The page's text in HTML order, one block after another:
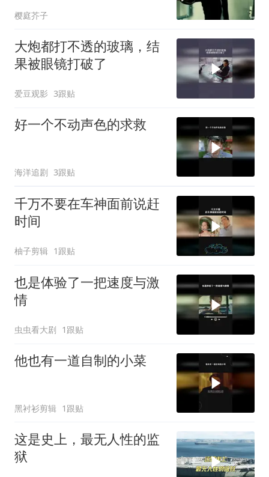
樱庭芥子
大炮都打不透的玻璃，结
果被眼镜打破了
爱豆观影 3跟贴
好一个不动声色的求救
海洋追剧 3跟贴
千万不要在车神面前说赶
时间
柚子剪辑 1跟贴
也是体验了一把速度与激
情
虫虫看大剧 1跟贴
他也有一道自制的小菜
黑衬衫剪辑 1跟贴
这是史上，最无人性的监
狱